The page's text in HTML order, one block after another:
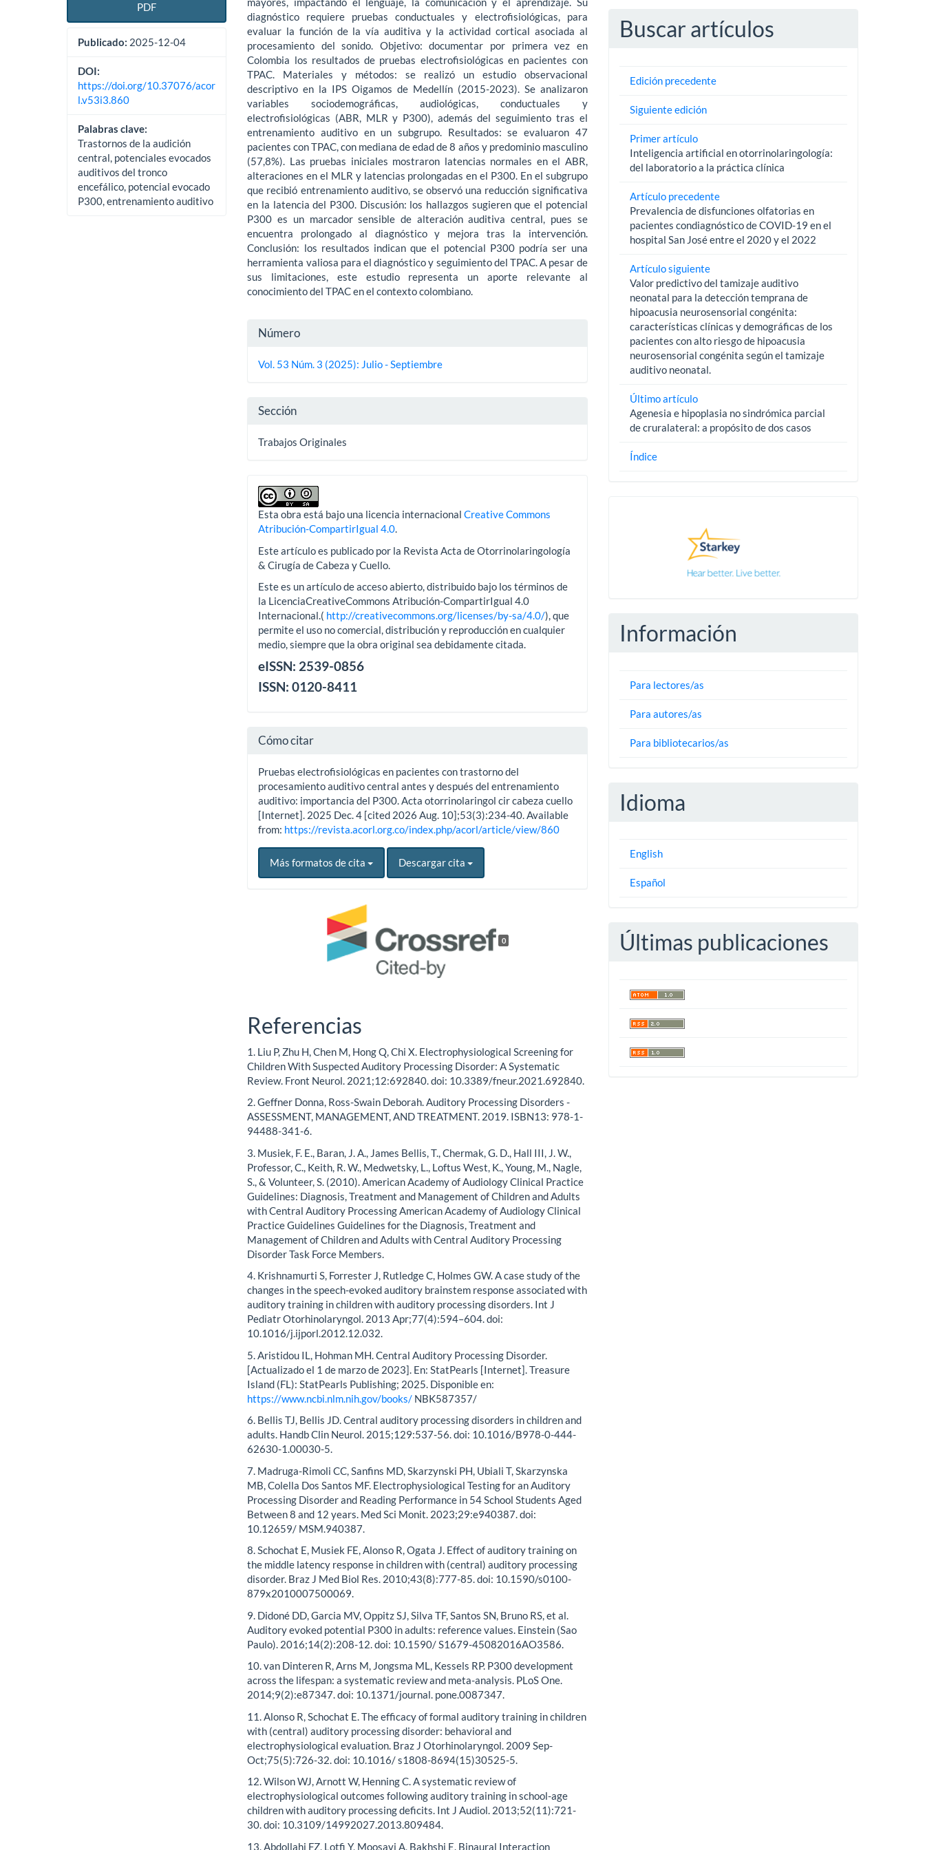
PDF
Publicado: 2025-12-04
DOI:
https://doi.org/10.37076/acor
l.v53i3.860
Palabras clave:
Trastornos de la audición
central, potenciales evocados
auditivos del tronco
encefálico, potencial evocado
P300, entrenamiento auditivo
diagnóstico requiere pruebas conductuales y electrofisiológicas, para
evaluar la función de la vía auditiva y la actividad cortical asociada al
procesamiento del sonido. Objetivo: documentar por primera vez en
Colombia los resultados de pruebas electrofisiológicas en pacientes con
TPAC. Materiales y métodos: se realizó un estudio observacional
descriptivo en la IPS Oigamos de Medellín (2015-2023). Se analizaron
variables sociodemo­gráficas, audiológicas, conductuales y
electrofisiológicas (ABR, MLR y P300), además del seguimiento tras el
entrenamiento auditivo en un subgrupo. Resultados: se evaluaron 47
pacientes con TPAC, con mediana de edad de 8 años y predominio masculino
(57,8%). Las pruebas iniciales mostraron latencias normales en el ABR,
alteraciones en el MLR y latencias prolongadas en el P300. En el subgrupo
que re­cibió entrenamiento auditivo, se observó una reducción significativa
en la latencia del P300. Discusión: los hallazgos sugieren que el potencial
P300 es un marcador sensible de alteración auditiva central, pues se
encuentra prolongado al diagnóstico y mejora tras la intervención.
Conclusión: los resultados indican que el potencial P300 podría ser una
herramienta valiosa para el diagnóstico y seguimiento del TPAC. A pesar de
sus limitaciones, este estudio representa un aporte relevante al
conocimien­to del TPAC en el contexto colombiano.
Detalles
del
Número
Vol. 53 Núm. 3 (2025): Julio - Septiembre
Sección
Trabajos Originales
Esta obra está bajo una licencia internacionalCreative Commons
Atribución-CompartirIgual 4.0.
Este artículo es publicado por la Revista Acta de Otorrinolaringología
& Cirugía de Cabeza y Cuello.
Este es un artículo de acceso abierto, distribuido bajo los términos de
la LicenciaCreativeCommons Atribución-CompartirIgual 4.0
Internacional.( http://creativecommons.org/licenses/by-sa/4.0/), que
permite el uso no comercial, distribución y reproducción en cualquier
medio, siempre que la obra original sea debidamente citada.
eISSN: 2539-0856
ISSN: 0120-8411
Cómo citar
Pruebas electrofisiológicas en pacientes con trastorno del
procesamiento auditivo central antes y después del entrenamiento
auditivo: importancia del P300. Acta otorrinolaringol cir cabeza cuello
[Internet]. 2025 Dec. 4 [cited 2026 Aug. 10];53(3):234-40. Available
from: https://revista.acorl.org.co/index.php/acorl/article/view/860
Más formatos de cita Descargar cita
0
Referencias
1. Liu P, Zhu H, Chen M, Hong Q, Chi X. Electrophysiological Screening for
Children With Suspected Auditory Processing Disorder: A Systematic
Review. Front Neurol. 2021;12:692840. doi: 10.3389/fneur.2021.692840.
2. Geffner Donna, Ross-Swain Deborah. Auditory Processing Disorders -
ASSESSMENT, MANAGEMENT, AND TREATMENT. 2019. ISBN13: 978-1-
94488-341-6.
3. Musiek, F. E., Baran, J. A., James Bellis, T., Chermak, G. D., Hall III, J. W.,
Professor, C., Keith, R. W., Medwetsky, L., Loftus West, K., Young, M., Nagle,
S., & Volunteer, S. (2010). American Academy of Audiology Clinical Practice
Guidelines: Diagnosis, Treatment and Management of Children and Adults
with Central Auditory Processing American Academy of Audiology Clinical
Practice Guidelines Guidelines for the Diagnosis, Treatment and
Management of Children and Adults with Central Auditory Processing
Disorder Task Force Members.
4. Krishnamurti S, Forrester J, Rutledge C, Holmes GW. A case study of the
changes in the speech-evoked auditory brainstem response associated with
auditory training in children with auditory processing disorders. Int J
Pediatr Otorhinolaryngol. 2013 Apr;77(4):594–604. doi:
10.1016/j.ijporl.2012.12.032.
5. Aristidou IL, Hohman MH. Central Auditory Processing Disorder.
[Actualizado el 1 de marzo de 2023]. En: StatPearls [Internet]. Treasure
Island (FL): StatPearls Publishing; 2025. Disponible en:
https://www.ncbi.nlm.nih.gov/books/ NBK587357/
6. Bellis TJ, Bellis JD. Central auditory processing disorders in children and
adults. Handb Clin Neurol. 2015;129:537-56. doi: 10.1016/B978-0-444-
62630-1.00030-5.
7. Madruga-Rimoli CC, Sanfins MD, Skarzynski PH, Ubiali T, Skarzynska
MB, Colella Dos Santos MF. Electrophysiological Testing for an Auditory
Processing Disorder and Reading Performance in 54 School Students Aged
Between 8 and 12 years. Med Sci Monit. 2023;29:e940387. doi:
10.12659/ MSM.940387.
8. Schochat E, Musiek FE, Alonso R, Ogata J. Effect of auditory training on
the middle latency response in children with (central) auditory processing
disorder. Braz J Med Biol Res. 2010;43(8):777-85. doi: 10.1590/s0100-
879x2010007500069.
9. Didoné DD, Garcia MV, Oppitz SJ, Silva TF, Santos SN, Bruno RS, et al.
Auditory evoked potential P300 in adults: reference values. Einstein (Sao
Paulo). 2016;14(2):208-12. doi: 10.1590/ S1679-45082016AO3586.
10. van Dinteren R, Arns M, Jongsma ML, Kessels RP. P300 development
across the lifespan: a systematic review and meta-analysis. PLoS One.
2014;9(2):e87347. doi: 10.1371/journal. pone.0087347.
11. Alonso R, Schochat E. The efficacy of formal auditory training in children
with (central) auditory processing disorder: behavioral and
electrophysiological evaluation. Braz J Otorhinolaryngol. 2009 Sep-
Oct;75(5):726-32. doi: 10.1016/ s1808-8694(15)30525-5.
12. Wilson WJ, Arnott W, Henning C. A systematic review of
electrophysiological outcomes following auditory training in school-age
children with auditory processing deficits. Int J Audiol. 2013;52(11):721-
30. doi: 10.3109/14992027.2013.809484.
13. Abdollahi FZ, Lotfi Y, Moosavi A, Bakhshi E. Binaural Interaction
Buscar artículos
Edición precedente
Siguiente edición
Primer artículo
Inteligencia artificial en otorrinolaringología:
del laboratorio a la práctica clínica
Artículo precedente
Prevalencia de disfunciones olfatorias en
pacientes condiagnóstico de COVID-19 en el
hospital San José entre el 2020 y el 2022
Artículo siguiente
Valor predictivo del tamizaje auditivo
neonatal para la detección temprana de
hipoacusia neurosensorial congénita:
características clínicas y demográficas de los
pacientes con alto riesgo de hipoacusia
neurosensorial congénita según el tamizaje
auditivo neonatal.
Último artículo
Agenesia e hipoplasia no sindrómica parcial
de cruralateral: a propósito de dos casos
Índice
Información
Para lectores/as
Para autores/as
Para bibliotecarios/as
Idioma
English
Español
Últimas publicaciones